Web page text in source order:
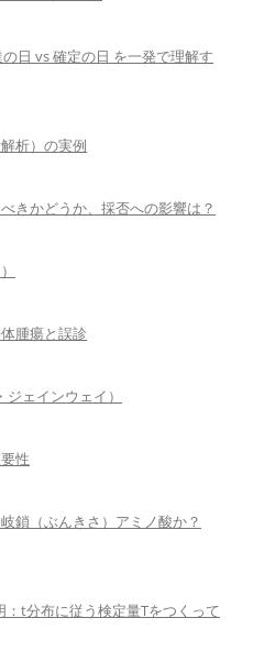
日 vs 確定の日 を一発で理解す
析）の実例
きかどうか、採否への影響は？
腫瘍と誤診
ェインウェイ）
性
鎖（ぶんきさ）アミノ酸か？
t分布に従う検定量Tをつくって